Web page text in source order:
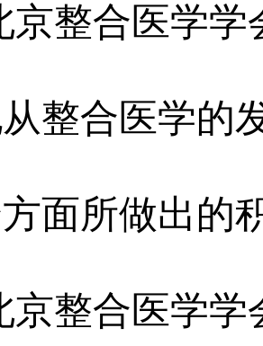
京整合医学学
整合医学的
面所做出的
京整合医学学